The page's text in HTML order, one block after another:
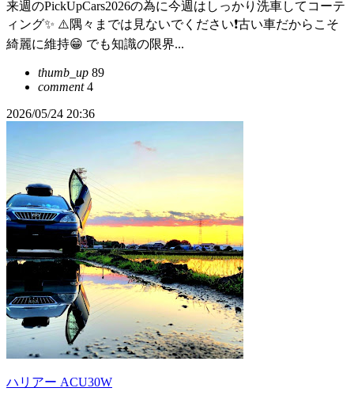
来週のPickUpCars2026の為に今週はしっかり洗車してコーテ
ィング✨ ⚠️隅々までは見ないでください❗古い車だからこそ
綺麗に維持😁 でも知識の限界...
thumb_up 89
comment4
2026/05/24 20:36
ハリアー ACU30W